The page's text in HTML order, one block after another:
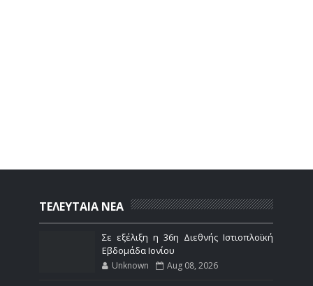
ΤΕΛΕΥΤΑΙΑ ΝΕΑ
Σε εξέλιξη η 36η Διεθνής Ιστιοπλοϊκή
Εβδομάδα Ιονίου
Unknown Aug 08, 2026